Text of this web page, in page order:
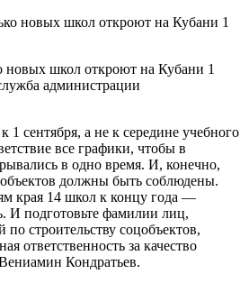
новых школ откроют на Кубани 1
администрации
сентября, а не к середине учебного
все графики, чтобы в
в одно время. И, конечно,
должны быть соблюдены.
края 14 школ к концу года —
И подготовьте фамилии лиц,
строительству соцобъектов,
ответственность за качество
Кондратьев.